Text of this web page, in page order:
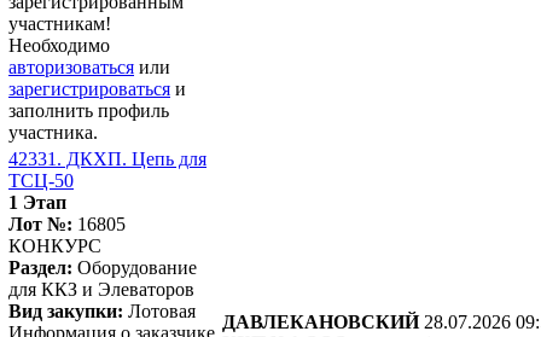
участникам!
Необходимо
авторизоваться или
зарегистрироваться и
заполнить профиль
участника.
42331. ДКХП. Цепь для
ТСЦ-50
1 Этап
Лот №: 16805
КОНКУРС
Раздел: Оборудование
для ККЗ и Элеваторов
Вид закупки: Лотовая
Информация о заказчике
ДАВЛЕКАНОВСКИЙ 28.07.2026